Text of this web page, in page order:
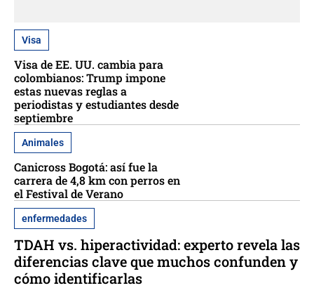
Visa
Visa de EE. UU. cambia para
colombianos: Trump impone
estas nuevas reglas a
periodistas y estudiantes desde
septiembre
Animales
Canicross Bogotá: así fue la
carrera de 4,8 km con perros en
el Festival de Verano
enfermedades
TDAH vs. hiperactividad: experto revela las
diferencias clave que muchos confunden y
cómo identificarlas